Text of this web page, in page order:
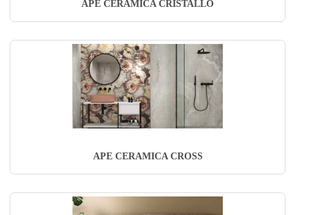
APE CERAMICA CRISTALLO
APE CERAMICA CROSS